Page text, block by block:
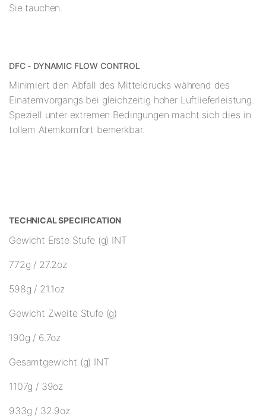
Sie tauchen.
DFC - DYNAMIC FLOW CONTROL
Minimiert den Abfall des Mitteldrucks während des
Einatemvorgangs bei gleichzeitig hoher Luftlieferleistung.
Speziell unter extremen Bedingungen macht sich dies in
tollem Atemkomfort bemerkbar.
TECHNICAL SPECIFICATION
Gewicht Erste Stufe (g) INT
772g / 27.2oz
598g / 21.1oz
Gewicht Zweite Stufe (g)
190g / 6.7oz
Gesamtgewicht (g) INT
1107g / 39oz
933g / 32.9oz